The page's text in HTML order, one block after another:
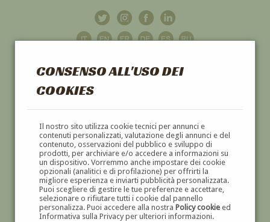
CONSENSO ALL'USO DEI
COOKIES
Il nostro sito utilizza cookie tecnici per annunci e
contenuti personalizzati, valutazione degli annunci e del
contenuto, osservazioni del pubblico e sviluppo di
prodotti, per archiviare e/o accedere a informazioni su
un dispositivo. Vorremmo anche impostare dei cookie
opzionali (analitici e di profilazione) per offrirti la
migliore esperienza e inviarti pubblicità personalizzata.
Puoi scegliere di gestire le tue preferenze e accettare,
selezionare o rifiutare tutti i cookie dal pannello
personalizza. Puoi accedere alla nostra Policy cookieed
Informativa sulla Privacy per ulteriori informazioni.
GALLERIAD'ARTE
DIPINTI E SCULTURE '800 E '900